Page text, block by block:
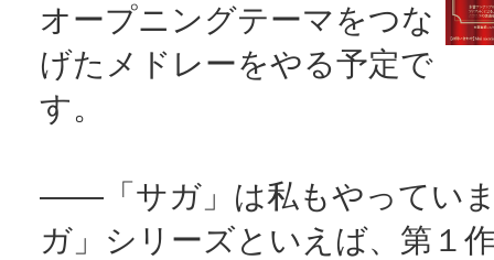
オープニングテーマをつな
げたメドレーをやる予定で
す。
――「サガ」は私もやってい
ガ」シリーズといえば、第１